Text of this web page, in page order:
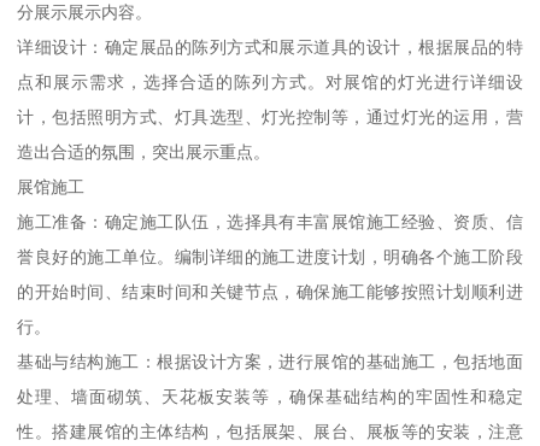
分展示展示内容。
详细设计：确定展品的陈列方式和展示道具的设计，根据展品的特
点和展示需求，选择合适的陈列方式。对展馆的灯光进行详细设
计，包括照明方式、灯具选型、灯光控制等，通过灯光的运用，营
造出合适的氛围，突出展示重点。
展馆施工
施工准备：确定施工队伍，选择具有丰富展馆施工经验、资质、信
誉良好的施工单位。编制详细的施工进度计划，明确各个施工阶段
的开始时间、结束时间和关键节点，确保施工能够按照计划顺利进
行。
基础与结构施工：根据设计方案，进行展馆的基础施工，包括地面
处理、墙面砌筑、天花板安装等，确保基础结构的牢固性和稳定
性。搭建展馆的主体结构，包括展架、展台、展板等的安装，注意